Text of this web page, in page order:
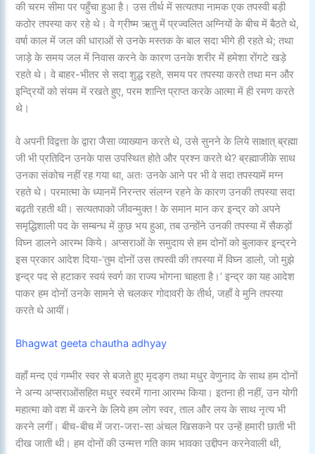
की चरम सीमा पर पहुँचा हुआ है। उस तीर्थ में सत्यतपा नामक एक तपस्वी बड़ी
कठोर तपस्या कर रहे थे। वे ग्रीष्म ऋतु में प्रज्वलित अग्नियों के बीच में बैठते थे,
वर्षा काल में जल की धाराओं से उनके मस्तक के बाल सदा भीगे ही रहते थे; तथा
जाड़े के समय जल में निवास करने के कारण उनके शरीर में हमेशा रोंगटे खड़े
रहते थे। वे बाहर-भीतर से सदा शुद्ध रहते, समय पर तपस्या करते तथा मन और
इन्द्रियों को संयम में रखते हुए, परम शान्ति प्राप्त करके आत्मा में ही रमण करते
थे।
वे अपनी विद्वत्ता के द्वारा जैसा व्याख्यान करते थे, उसे सुनने के लिये साक्षात् ब्रह्मा
जी भी प्रतिदिन उनके पास उपस्थित होते और प्रश्न करते थे? ब्रह्माजीके साथ
उनका संकोच नहीं रह गया था, अतः उनके आने पर भी वे सदा तपस्यामें मग्न
रहते थे। परमात्मा के ध्यानमें निरन्तर संलग्न रहने के कारण उनकी तपस्या सदा
बढ़ती रहती थी। सत्यतपाको जीवन्मुक्त ! के समान मान कर इन्द्र को अपने
समृद्धिशाली पद के सम्बन्ध में कुछ भय हुआ, तब उन्होंने उनकी तपस्या में सैकड़ों
विघ्न डालने आरम्भ किये। अप्सराओं के समुदाय से हम दोनों को बुलाकर इन्द्रने
इस प्रकार आदेश दिया-‘तुम दोनों उस तपस्वी की तपस्या में विघ्न डालो, जो मुझे
इन्द्र पद से हटाकर स्वयं स्वर्ग का राज्य भोगना चाहता है।’ इन्द्र का यह आदेश
पाकर हम दोनों उनके सामने से चलकर गोदावरी के तीर्थ, जहाँ वे मुनि तपस्या
करते थे आयीं।
Bhagwat geeta chautha adhyay
वहाँ मन्द एवं गम्भीर स्वर से बजते हुए मृदङ्ग तथा मधुर वेणुनाद के साथ हम दोनों
ने अन्य अप्सराओंसहित मधुर स्वरमें गाना आरम्भ किया। इतना ही नहीं, उन योगी
महात्मा को वश में करने के लिये हम लोग स्वर, ताल और लय के साथ नृत्य भी
करने लगीं। बीच-बीच में जरा-जरा-सा अंचल खिसकने पर उन्हें हमारी छाती भी
दीख जाती थी। हम दोनों की उन्मत्त गति काम भावका उद्दीपन करनेवाली थी,